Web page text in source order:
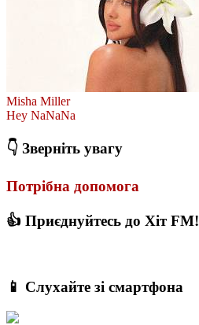
Misha Miller
Hey NaNaNa
👇 Зверніть увагу
Потрібна допомога
👍 Приєднуйтесь до Хіт FM!
📱 Слухайте зі смартфона